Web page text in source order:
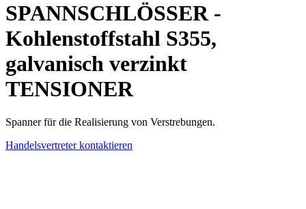
SPANNSCHLÖSSER -
Kohlenstoffstahl S355,
galvanisch verzinkt
TENSIONER
Spanner für die Realisierung von Verstrebungen.
Handelsvertreter kontaktieren